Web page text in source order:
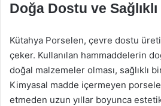
Doğa Dostu ve
Kütahya Porselen, çevre dostu
çeker. Kullanılan hammaddelerin
doğal malzemeler olması, sağlıklı
Kimyasal madde içermeyen
etmeden uzun yıllar boyunca